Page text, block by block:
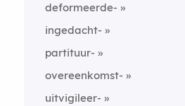
deformeerde-
ingedacht-
partituur-
overeenkomst-
uitvigileer-